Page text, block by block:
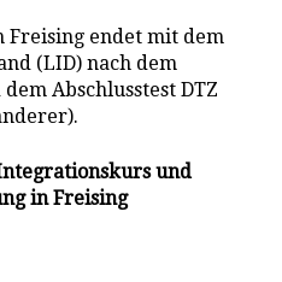
endet mit dem
(LID) nach dem
Abschlusstest DTZ
und
in Freising